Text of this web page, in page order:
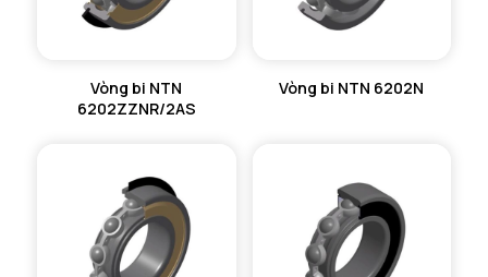
Vòng bi NTN
6202ZZNR/2AS
Vòng bi NTN 6202N